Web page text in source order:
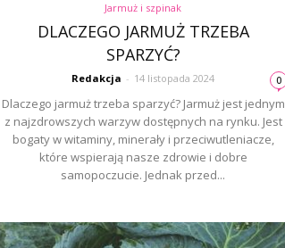
Jarmuż i szpinak
DLACZEGO JARMUŻ TRZEBA
SPARZYĆ?
Redakcja - 14 listopada 2024 0
Dlaczego jarmuż trzeba sparzyć? Jarmuż jest jednym
z najzdrowszych warzyw dostępnych na rynku. Jest
bogaty w witaminy, minerały i przeciwutleniacze,
które wspierają nasze zdrowie i dobre
samopoczucie. Jednak przed...